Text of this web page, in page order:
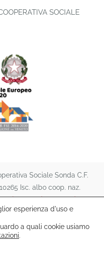
SOCIALE
Sociale Sonda C.F.
Isc. albo coop. naz.
|Privacy PolicyeCookie
s.a.s.
esperienza d'uso e
a quali cookie usiamo
.